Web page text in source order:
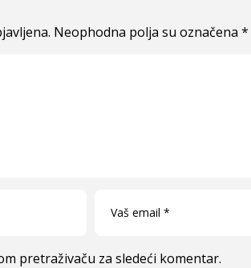
Neophodna polja su označena *
pretraživaču za sledeći komentar.